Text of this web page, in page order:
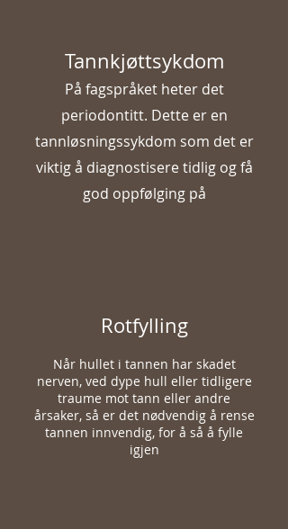
Tannkjøttsykdom
På fagspråket heter det
periodontitt. Dette er en
tannløsningssykdom som det er
viktig å diagnostisere tidlig og få
god oppfølging på
Rotfylling
Når hullet i tannen har skadet
nerven, ved dype hull eller tidligere
traume mot tann eller andre
årsaker, så er det nødvendig å rense
tannen innvendig, for å så å fylle
igjen